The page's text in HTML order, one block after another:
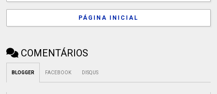
PÁGINA INICIAL
COMENTÁRIOS
BLOGGER FACEBOOK DISQUS